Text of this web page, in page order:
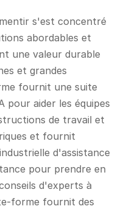
s'est concentré
abordables et
une valeur durable
et grandes
fournit une suite
pour aider les équipes
de travail et
et fournit
d'assistance
pour prendre en
d'experts à
forme fournit des